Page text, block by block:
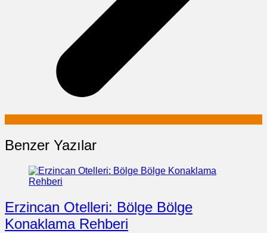
Benzer Yazılar
Erzincan Otelleri: Bölge Bölge
Konaklama Rehberi